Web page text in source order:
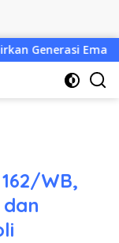
2045
WB,